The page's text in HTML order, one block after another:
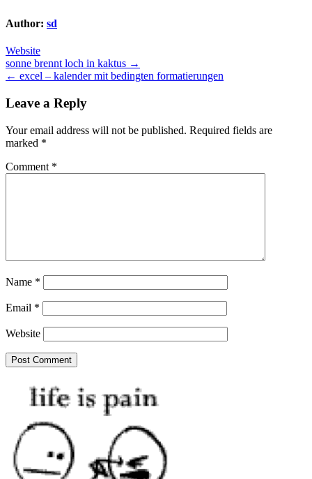
Author: sd
Website
Post
navigation
sonne brennt loch in kaktus →
← excel – kalender mit bedingten formatierungen
Leave a Reply
Your email address will not be published. Required fields are
marked *
Comment *
Name *
Email *
Website